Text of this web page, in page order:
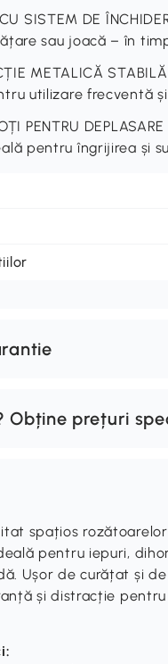
SISTEM DE
sau joacă – în
METALICĂ
utilizare frecventă
PENTRU
pentru îngrijirea și
Obține prețuri
spațios
pentru iepuri,
Ușor de curățat și
și distracție